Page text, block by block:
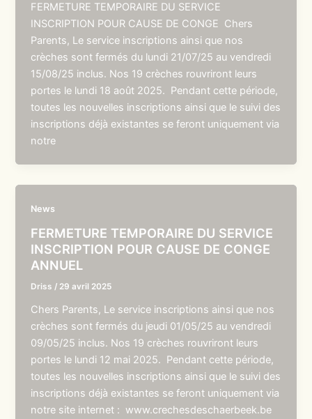
FERMETURE TEMPORAIRE DU SERVICE
INSCRIPTION POUR CAUSE DE CONGE Chers
Parents, Le service inscriptions ainsi que nos
crèches sont fermés du lundi 21/07/25 au vendredi
15/08/25 inclus. Nos 19 crèches rouvriront leurs
portes le lundi 18 août 2025. Pendant cette période,
toutes les nouvelles inscriptions ainsi que le suivi des
inscriptions déjà existantes se feront uniquement via
notre
News
FERMETURE TEMPORAIRE DU SERVICE
INSCRIPTION POUR CAUSE DE CONGE
ANNUEL
Driss / 29 avril 2025
Chers Parents, Le service inscriptions ainsi que nos
crèches sont fermés du jeudi 01/05/25 au vendredi
09/05/25 inclus. Nos 19 crèches rouvriront leurs
portes le lundi 12 mai 2025. Pendant cette période,
toutes les nouvelles inscriptions ainsi que le suivi des
inscriptions déjà existantes se feront uniquement via
notre site internet : www.crechesdeschaerbeek.be